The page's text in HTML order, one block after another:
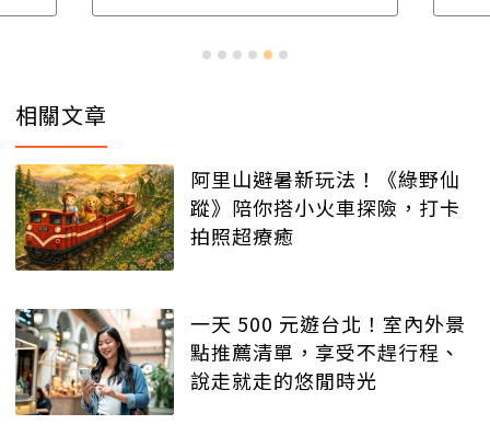
相關文章
阿里山避暑新玩法！《綠野仙
蹤》陪你搭小火車探險，打卡
拍照超療癒
一天 500 元遊台北！室內外景
點推薦清單，享受不趕行程、
說走就走的悠閒時光